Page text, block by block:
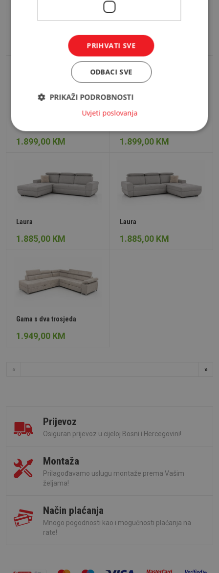
1.855,00 KM
1.899,00 KM 1.899,00 KM
Laura
1.885,00 KM
Laura
1.885,00 KM
Gama s dva trosjeda
1.949,00 KM
« »
Prijevoz
Osiguran prijevoz u cijeloj Bosni i Hercegovini!
Montaža
Prilagođavamo uslugu montaže prema Vašim
željama!
Način plaćanja
Mnogo pogodnosti kao i mogućnosti plaćanja na
rate!
PRIHVATI SVE
ODBACI SVE
PRIKAŽI PODROBNOSTI
Uvjeti poslovanja